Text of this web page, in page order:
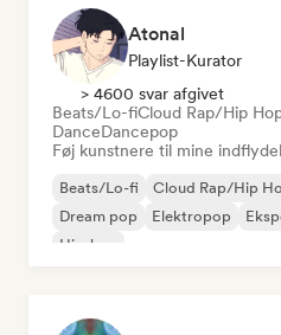
Atonal
Playlist-Kurator
> 4600 svar afgivet
Beats/Lo-fiCloud Rap/Hip
DanceDancepop
Føj kunstnere til mine
Beats/Lo-fi Cloud Rap/Hip
Dream pop
Elektropop
Hip-hop